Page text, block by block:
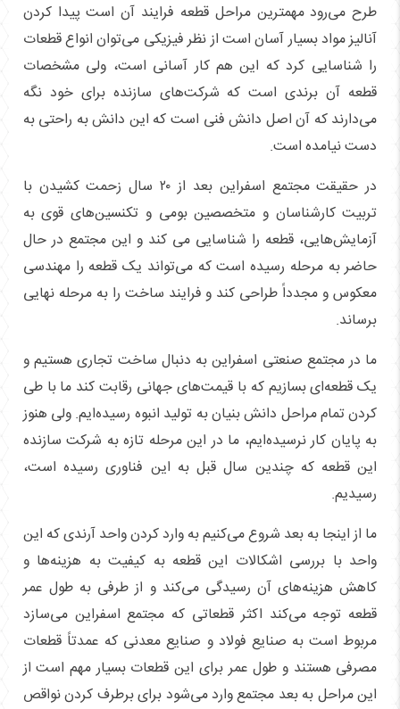
طرح می‌رود مهمترین مراحل قطعه فرایند آن است پیدا کردن
آنالیز مواد بسیار آسان است از نظر فیزیکی می‌توان انواع قطعات
را شناسایی کرد که این هم کار آسانی است، ولی مشخصات
قطعه آن برندی است که شرکت‌های سازنده برای خود نگه
می‌دارند که آن اصل دانش فنی است که این دانش به راحتی به
دست نیامده است.
در حقیقت مجتمع اسفراین بعد از ۲۰ سال زحمت کشیدن با
تربیت کارشناسان و متخصصین بومی و تکنسین‌های قوی به
آزمایش‌هایی، قطعه را شناسایی می کند و این مجتمع در حال
حاضر به مرحله رسیده است که می‌تواند یک قطعه را مهندسی
معکوس و مجدداً طراحی کند و فرایند ساخت را به مرحله نهایی
برساند.
ما در مجتمع صنعتی اسفراین به دنبال ساخت تجاری هستیم و
یک قطعه‌ای بسازیم که با قیمت‌های جهانی رقابت کند ما با طی
کردن تمام مراحل دانش بنیان به تولید انبوه رسیده‌ایم. ولی هنوز
به پایان کار نرسیده‌ایم، ما در این مرحله تازه به شرکت سازنده
این قطعه که چندین سال قبل به این فناوری رسیده است،
رسیدیم.
ما از اینجا به بعد شروع می‌کنیم به وارد کردن واحد آرندی که این
واحد با بررسی اشکالات این قطعه به کیفیت به هزینه‌ها و
کاهش هزینه‌های آن رسیدگی می‌کند و از طرفی به طول عمر
قطعه توجه می‌کند اکثر قطعاتی که مجتمع اسفراین می‌سازد
مربوط است به صنایع فولاد و صنایع معدنی که عمدتاً قطعات
مصرفی هستند و طول عمر برای این قطعات بسیار مهم است از
این مراحل به بعد مجتمع وارد می‌شود برای برطرف کردن نواقص